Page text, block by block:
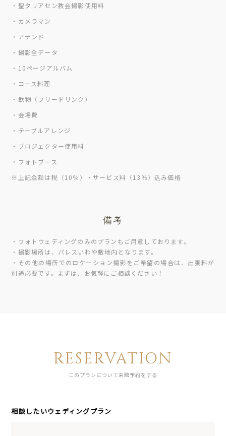
・聖タリアセン教会撮影使用料
・カメラマン
・アテンド
・撮影全データ
・10ページアルバム
・コース料理
・飲物（フリードリンク）
・会場費
・テーブルアレンジ
・プロジェクター使用料
・フォトブース
※上記金額は税（10％）・サービス料（13％）込み価格
備考
・フォトウェディングのみのプランもご用意しております。
・撮影場所は、パレスいわや敷地内となります。
・その他の場所でのロケーション撮影をご希望の場合は、出張料が
別途必要です。まずは、お気軽にご相談ください！
RESERVATION
このプランについて来館予約をする
相談したいウェディングプラン